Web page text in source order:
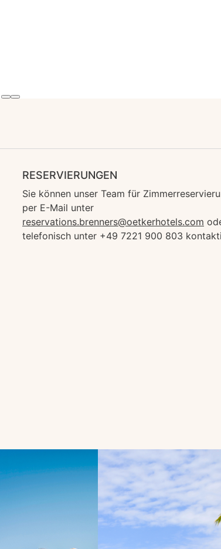
RESERVIERUNGEN
Sie können unser Team für
per E-Mail unter
reservations.brenners@oetkerhotels.com
telefonisch unter +49 7221 900 803